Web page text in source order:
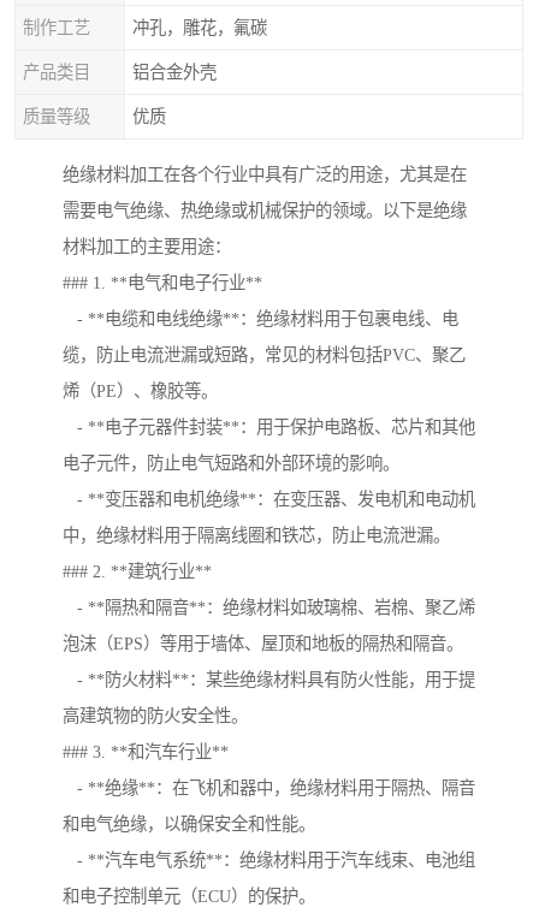
制作工艺 冲孔，雕花，氟碳
产品类目 铝合金外壳
质量等级 优质
绝缘材料加工在各个行业中具有广泛的用途，尤其是在
需要电气绝缘、热绝缘或机械保护的领域。以下是绝缘
材料加工的主要用途：
### 1. **电气和电子行业**
- **电缆和电线绝缘**：绝缘材料用于包裹电线、电
缆，防止电流泄漏或短路，常见的材料包括PVC、聚乙
烯（PE）、橡胶等。
- **电子元器件封装**：用于保护电路板、芯片和其他
电子元件，防止电气短路和外部环境的影响。
- **变压器和电机绝缘**：在变压器、发电机和电动机
中，绝缘材料用于隔离线圈和铁芯，防止电流泄漏。
### 2. **建筑行业**
- **隔热和隔音**：绝缘材料如玻璃棉、岩棉、聚乙烯
泡沫（EPS）等用于墙体、屋顶和地板的隔热和隔音。
- **防火材料**：某些绝缘材料具有防火性能，用于提
高建筑物的防火安全性。
### 3. **和汽车行业**
- **绝缘**：在飞机和器中，绝缘材料用于隔热、隔音
和电气绝缘，以确保安全和性能。
- **汽车电气系统**：绝缘材料用于汽车线束、电池组
和电子控制单元（ECU）的保护。